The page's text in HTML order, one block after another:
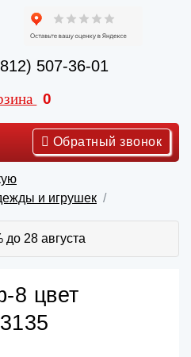
507-36-01
0
Обратный звонок
и игрушек
до 28 августа
8 цвет